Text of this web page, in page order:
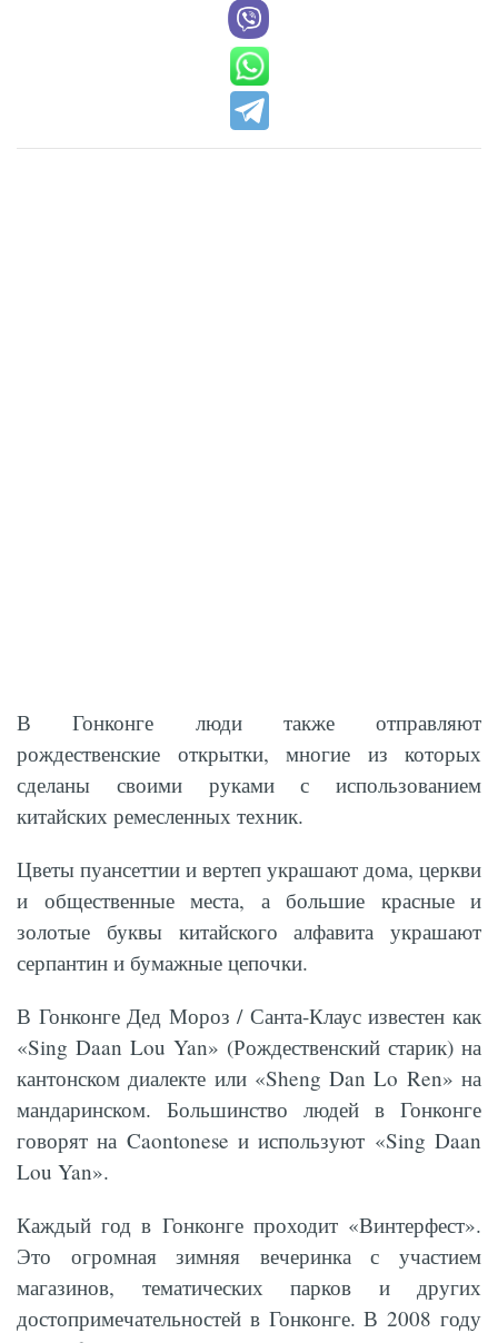
В Гонконге люди также отправляют
рождественские открытки, многие из которых
сделаны своими руками с использованием
китайских ремесленных техник.
Цветы пуансеттии и вертеп украшают дома, церкви
и общественные места, а большие красные и
золотые буквы китайского алфавита украшают
серпантин и бумажные цепочки.
В Гонконге Дед Мороз / Санта-Клаус известен как
«Sing Daan Lou Yan» (Рождественский старик) на
кантонском диалекте или «Sheng Dan Lo Ren» на
мандаринском. Большинство людей в Гонконге
говорят на Caontonese и используют «Sing Daan
Lou Yan».
Каждый год в Гонконге проходит «Винтерфест».
Это огромная зимняя вечеринка с участием
магазинов, тематических парков и других
достопримечательностей в Гонконге. В 2008 году